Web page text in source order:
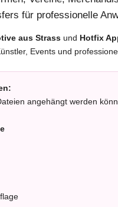
für professionelle
aus Strass und Hotfix
Events und
angehängt werden